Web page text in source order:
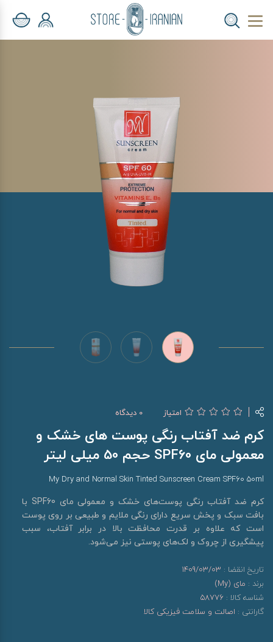
امتیاز 0 دیدگاه
کرم ضد آفتاب رنگی پوست های خشک و
معمولی مای SPF60 حجم 50 میلی لیتر
My Dry and Normal Skin Tinted Sunscreen Cream SPF60 50ml
کرم ضد آفتاب رنگی پوست‌های خشک و معمولی مای SPF60 با
بافت سبک و پخش سریع دارای رنگی ملایم و طبیعی بر روی پوست
است که علاوه بر قدرت محافظت بالا در برابر آفتاب، سبب
پیشگیری از چروک و لک‌های پوستی نیز می‌شود.
تاریخ انقضا : 1409/03/03
برند : مای (My)
شناسه کالا : 58776
گارانتی : اصالت و سلامت فیزیکی کالا